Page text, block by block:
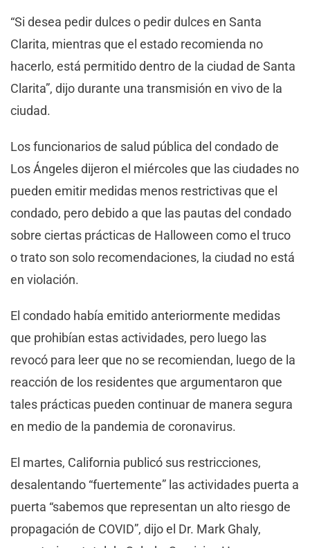
“Si desea pedir dulces o pedir dulces en Santa
Clarita, mientras que el estado recomienda no
hacerlo, está permitido dentro de la ciudad de Santa
Clarita”, dijo durante una transmisión en vivo de la
ciudad.
Los funcionarios de salud pública del condado de
Los Ángeles dijeron el miércoles que las ciudades no
pueden emitir medidas menos restrictivas que el
condado, pero debido a que las pautas del condado
sobre ciertas prácticas de Halloween como el truco
o trato son solo recomendaciones, la ciudad no está
en violación.
El condado había emitido anteriormente medidas
que prohibían estas actividades, pero luego las
revocó para leer que no se recomiendan, luego de la
reacción de los residentes que argumentaron que
tales prácticas pueden continuar de manera segura
en medio de la pandemia de coronavirus.
El martes, California publicó sus restricciones,
desalentando “fuertemente” las actividades puerta a
puerta “sabemos que representan un alto riesgo de
propagación de COVID”, dijo el Dr. Mark Ghaly,